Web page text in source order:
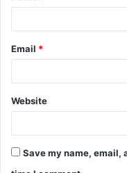
Email *
Website
Save my name, email,